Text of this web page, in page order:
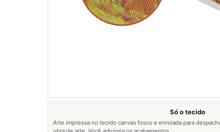
Só o tecido
Arte impressa no tecido canvas fosco e enrolada para